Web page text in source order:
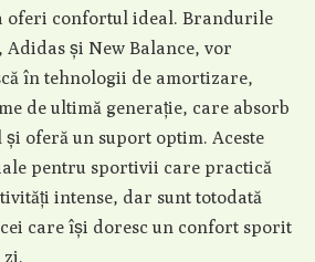
oferi confortul ideal. Brandurile
și New Balance, vor
în tehnologii de amortizare,
de ultimă generație, care absorb
oferă un suport optim. Aceste
pentru sportivii care practică
intense, dar sunt totodată
care își doresc un confort sporit
zi.